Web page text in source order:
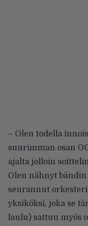
– Olen todella
suurimman osan
ajalta jolloin
Olen nähnyt
seurannut
yksiköksi, joka se
laulu) sattuu myös